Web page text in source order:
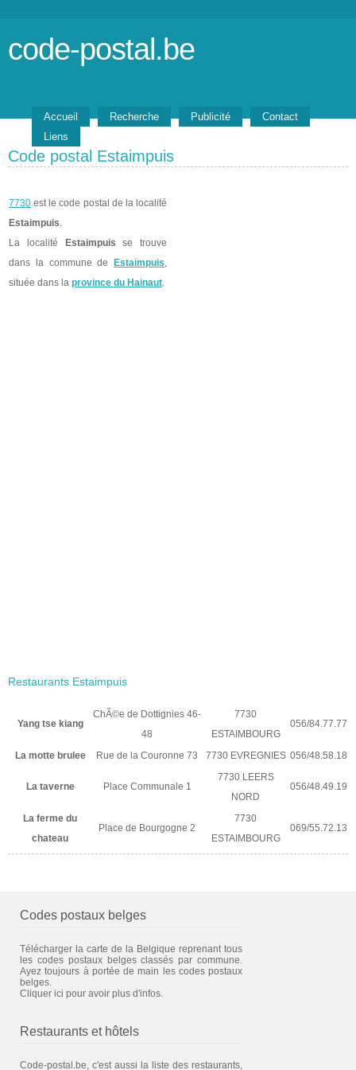
code-postal.be
Accueil Recherche Publicité
Contact
Liens
Code postal Estaimpuis
7730 est le code postal de la localité
Estaimpuis.
La localité
Estaimpuis se trouve
dans la commune de
Estaimpuis,
située dans la province du Hainaut.
Restaurants Estaimpuis
Yang tse kiang
ChÃ©e de Dottignies 46-
48
7730
ESTAIMBOURG
056/84.77.77
La motte brulee Rue de la Couronne 73 7730 EVREGNIES 056/48.58.18
La taverne Place Communale 1
7730 LEERS
NORD
056/48.49.19
La ferme du
chateau
Place de Bourgogne 2
7730
ESTAIMBOURG
069/55.72.13
Codes postaux belges
Télécharger la carte de la Belgique reprenant tous
les codes postaux belges classés par commune.
Ayez toujours à portée de main les codes postaux
belges.
Cliquer ici pour avoir plus d'infos.
Restaurants et hôtels
Code-postal.be, c'est aussi la liste des restaurants,